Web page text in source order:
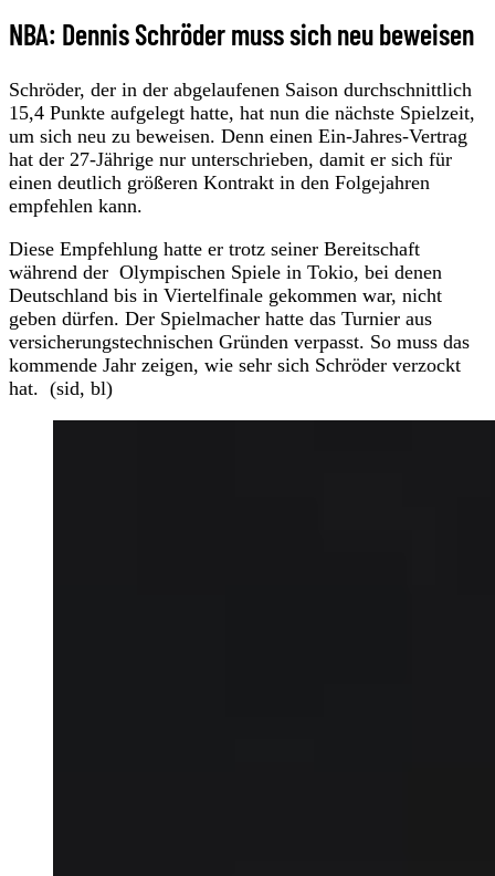
NBA: Dennis Schröder muss sich neu beweisen
Schröder, der in der abgelaufenen Saison durchschnittlich
15,4 Punkte aufgelegt hatte, hat nun die nächste Spielzeit,
um sich neu zu beweisen. Denn einen Ein-Jahres-Vertrag
hat der 27-Jährige nur unterschrieben, damit er sich für
einen deutlich größeren Kontrakt in den Folgejahren
empfehlen kann.
Diese Empfehlung hatte er trotz seiner Bereitschaft
während der Olympischen Spiele in Tokio, bei denen
Deutschland bis in Viertelfinale gekommen war, nicht
geben dürfen. Der Spielmacher hatte das Turnier aus
versicherungstechnischen Gründen verpasst. So muss das
kommende Jahr zeigen, wie sehr sich Schröder verzockt
hat. (sid, bl)